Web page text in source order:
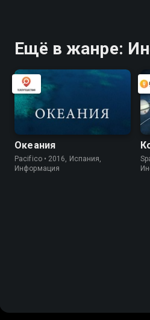
Ещё в жанре:
Океания
Pacifico • 2016, Испания,
Информация